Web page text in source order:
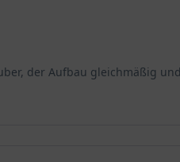
der Aufbau gleichmäßig